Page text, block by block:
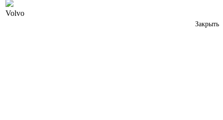
Volvo
Закрыть